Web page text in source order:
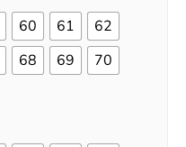
60 61
62
68 69
70